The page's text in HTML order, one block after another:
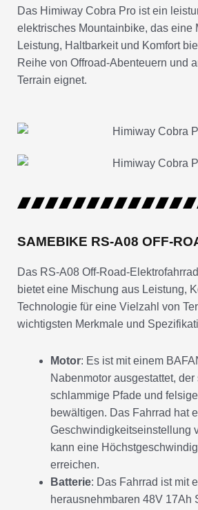
Das Himiway Cobra Pro ist ein
elektrisches Mountainbike, das eine
Leistung, Haltbarkeit und Komfort
Reihe von Offroad-Abenteuern und
Terrain eignet.
SAMEBIKE RS-A08 OFF-
Das RS-A08 Off-Road-
bietet eine Mischung aus Leistung,
Technologie für eine Vielzahl von
wichtigsten Merkmale und
Motor: Es ist mit einem
Nabenmotor ausgestattet,
schlammige Pfade und
bewältigen. Das Fahrrad hat
Geschwindigkeitseinstellung
kann eine
erreichen.
Batterie: Das Fahrrad ist mit
herausnehmbaren 48V 17Ah